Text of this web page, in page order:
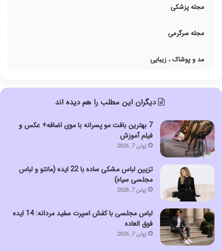
مجله پزشکی
مجله سرگرمی
مد و پوشاک ، زیبایی
دیگران این مطلب را هم دیده اند
7 بهترین بافت مو پسرانه با موی اضافه+ عکس و
فیلم آموزش
ژوئن 7, 2026
تزیین لباس مشکی ساده با 22 ایده (مانتو و لباس
مجلسی سیاه)
ژوئن 7, 2026
لباس مجلسی با کفش اسپرت سفید مردانه: 14 ایده
فوق العاده
ژوئن 7, 2026